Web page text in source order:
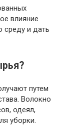
влияние
и дать
путем
Волокно
одеял,
уборки.